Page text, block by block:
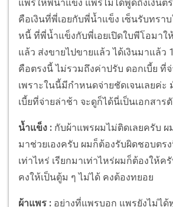
แพรให้พี่น้ำแข็ง แพรไม่ได้พูดถึงเงินต
คือเงินที่พี่เอยกับพี่น้ำแข็ง เซ็นรับทรา
หนี้ ที่พี่น้ำแข็งกับพี่เอยเปิดใบพีโอมาใ
แล้ว ส่งขายไปขายแล้ว ได้เงินมาแล้ว
คือตรงนี้ ไม่รวมถึงค่าปรับ ดอกเบี้ย ที่
เพราะในนี้มีกำหนดจ่ายชัดเจนเลยค่ะ
เบี้ยที่จ่ายล่าช้า จะดูก็ได้นี่เป็นเอกสาร
น้ำแข็ง : กับผ้าแพรผมไม่ติดเลยครับ ผ
มาช่วยเองครับ ผมก็ต้องรับผิดชอบตร
เท่าไหร่ เรียกมาเท่าไหร่ผมก็ต้องให้ค
คงให้เป็นตู้ม ๆ ไม่ได้ คงต้องทยอย
ผ้าแพร : อย่างที่แพรบอก แพรยังไม่ได้